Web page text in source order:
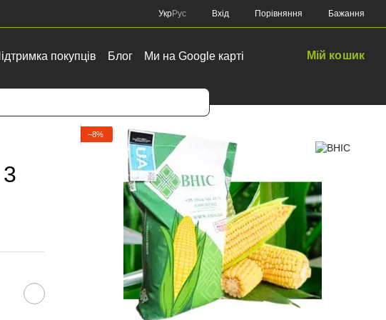
УкрРус Вхід Порівняння Бажання
покупців Блог
Ми на Google карті
Мій кошик
−8%